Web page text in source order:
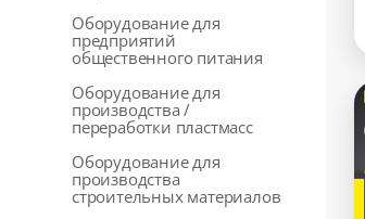
Оборудование для
предприятий
общественного питания
Оборудование для
производства /
переработки пластмасс
Оборудование для
производства
строительных материалов